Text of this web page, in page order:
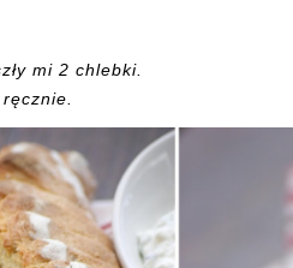
mi 2 chlebki.